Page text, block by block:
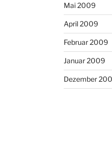
Mai 2009
April 2009
Februar 2009
Januar 2009
Dezember